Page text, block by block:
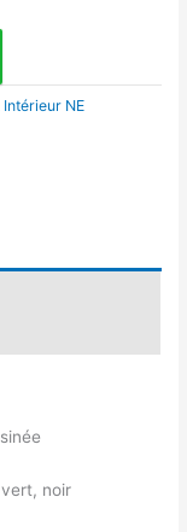
Intérieur NE
noir